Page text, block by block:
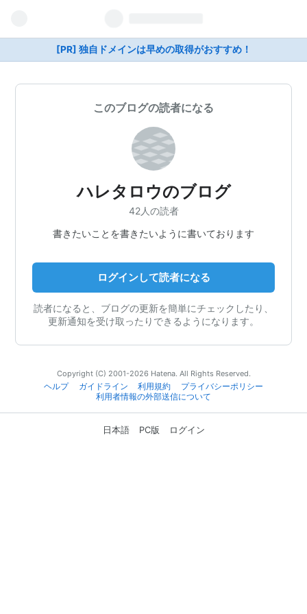
[PR] 独自ドメインは早めの取得がおすすめ！
このブログの読者になる
ハレタロウのブログ
42人の読者
書きたいことを書きたいように書いております
ログインして読者になる
読者になると、ブログの更新を簡単にチェックしたり、
更新通知を受け取ったりできるようになります。
Copyright (C) 2001-2026 Hatena. All Rights Reserved.
ヘルプ
ガイドライン 利用規約
プライバシーポリシー
利用者情報の外部送信について
日本語 PC版 ログイン